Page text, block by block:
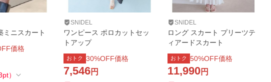
ミニスカート
価格
pt）
SNIDEL
ワンピース ポロカットセッ
トアップ
おトク 30%OFF価格
7,546円
SNIDEL
ロング スカート プリーツテ
ィアードスカート
おトク 50%OFF価格
11,990円